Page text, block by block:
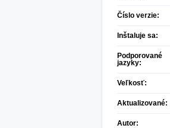
Číslo verzie:
Inštaluje sa:
Podporované
jazyky:
Veľkosť:
Aktualizované:
Autor: